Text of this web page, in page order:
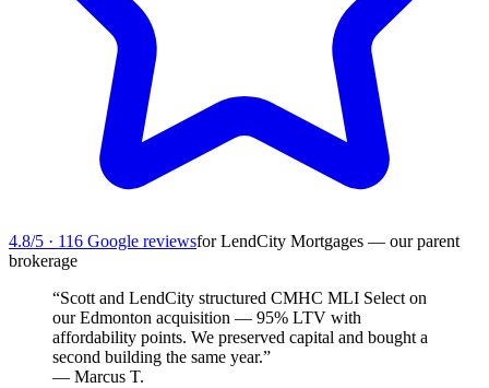
4.8/5 · 116 Google reviewsfor LendCity Mortgages — our parent
brokerage
“Scott and LendCity structured CMHC MLI Select on
our Edmonton acquisition — 95% LTV with
affordability points. We preserved capital and bought a
second building the same year.”
— Marcus T.